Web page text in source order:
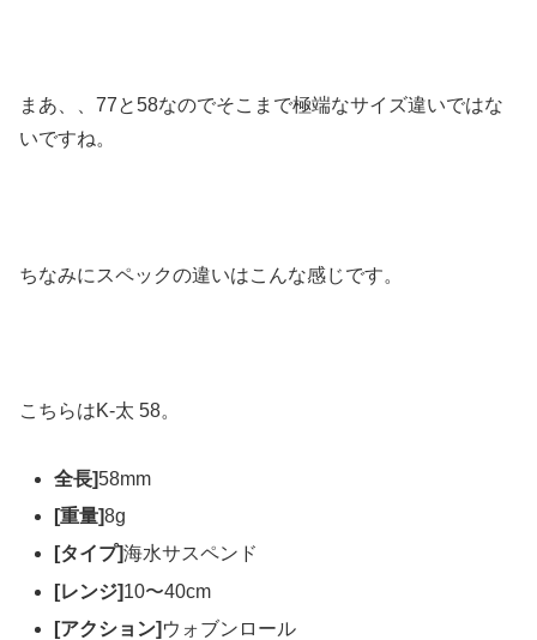
まあ、、77と58なのでそこまで極端なサイズ違いではな
いですね。
ちなみにスペックの違いはこんな感じです。
こちらはK-太 58。
全長]58mm
[重量]8g
[タイプ]海水サスペンド
[レンジ]10〜40cm
[アクション] ウォブンロール